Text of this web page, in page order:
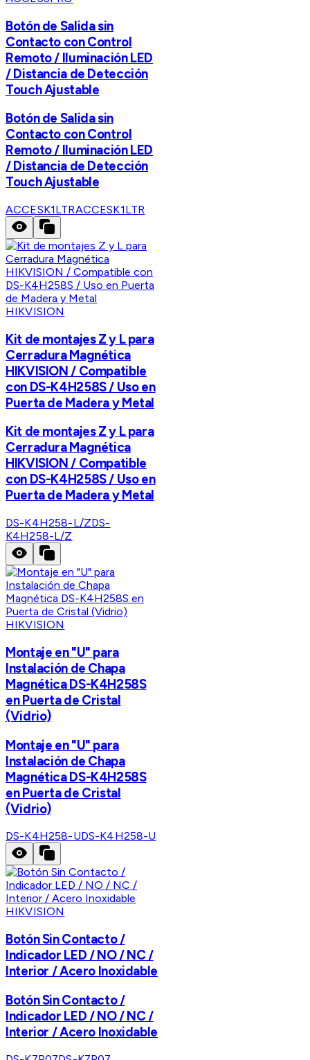
Botón de Salida sin
Contacto con Control
Remoto / Iluminación LED
/ Distancia de Detección
Touch Ajustable
Botón de Salida sin
Contacto con Control
Remoto / Iluminación LED
/ Distancia de Detección
Touch Ajustable
ACCESK1LTRACCESK1LTR
HIKVISION
Kit de montajes Z y L para
Cerradura Magnética
HIKVISION / Compatible
con DS-K4H258S / Uso en
Puerta de Madera y Metal
Kit de montajes Z y L para
Cerradura Magnética
HIKVISION / Compatible
con DS-K4H258S / Uso en
Puerta de Madera y Metal
DS-K4H258-L/ZDS-
K4H258-L/Z
HIKVISION
Montaje en "U" para
Instalación de Chapa
Magnética DS-K4H258S
en Puerta de Cristal
(Vidrio)
Montaje en "U" para
Instalación de Chapa
Magnética DS-K4H258S
en Puerta de Cristal
(Vidrio)
DS-K4H258-UDS-K4H258-U
HIKVISION
Botón Sin Contacto /
Indicador LED / NO / NC /
Interior / Acero Inoxidable
Botón Sin Contacto /
Indicador LED / NO / NC /
Interior / Acero Inoxidable